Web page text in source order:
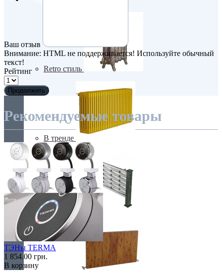
Retro стиль
В тренде
Из камня
Ваш отзыв
Внимание: HTML не поддерживается! Используйте обычный
текст!
Рейтинг
Продолжить
Рекомендуемые товары
ТЭНы TERMA
1 854.00 грн.
В корзину